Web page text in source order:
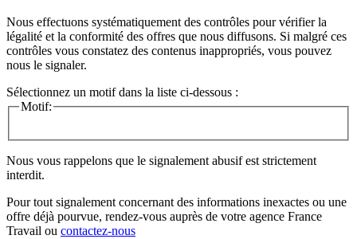
Nous effectuons systématiquement des contrôles pour vérifier la
légalité et la conformité des offres que nous diffusons. Si malgré ces
contrôles vous constatez des contenus inappropriés, vous pouvez
nous le signaler.
Sélectionnez un motif dans la liste ci-dessous :
Motif:
Nous vous rappelons que le signalement abusif est strictement
interdit.
Pour tout signalement concernant des informations inexactes ou une
offre déjà pourvue, rendez-vous auprès de votre agence France
Travail ou contactez-nous